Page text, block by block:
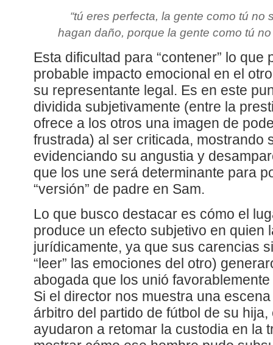
“tú eres perfecta, la gente como tú no
hagan daño, porque la gente como tú
Esta dificultad para “contener” lo que
probable impacto emocional en el
su representante legal. Es en este
dividida subjetivamente (entre la
ofrece a los otros una imagen de
frustrada) al ser criticada, mostrando
evidenciando su angustia y
que los une será determinante para
“versión” de padre en Sam.
Lo que busco destacar es cómo el
produce un efecto subjetivo en quien
jurídicamente, ya que sus carencias
“leer” las emociones del otro)
abogada que los unió
Si el director nos muestra una
árbitro del partido de fútbol de su
ayudaron a retomar la custodia en la